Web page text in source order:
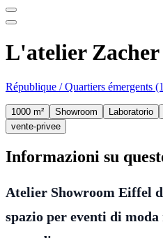
L'atelier Zacher
République / Quartiers émergents
1000 m² Showroom Laboratorio
vente-privee
Informazioni su
Atelier Showroom Eiffel
spazio per eventi di moda